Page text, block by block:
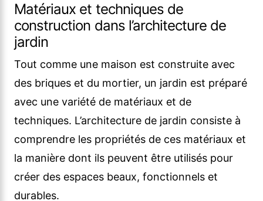
Matériaux et techniques de
construction dans l’architecture de
jardin
Tout comme une maison est construite avec
des briques et du mortier, un jardin est préparé
avec une variété de matériaux et de
techniques. L’architecture de jardin consiste à
comprendre les propriétés de ces matériaux et
la manière dont ils peuvent être utilisés pour
créer des espaces beaux, fonctionnels et
durables.